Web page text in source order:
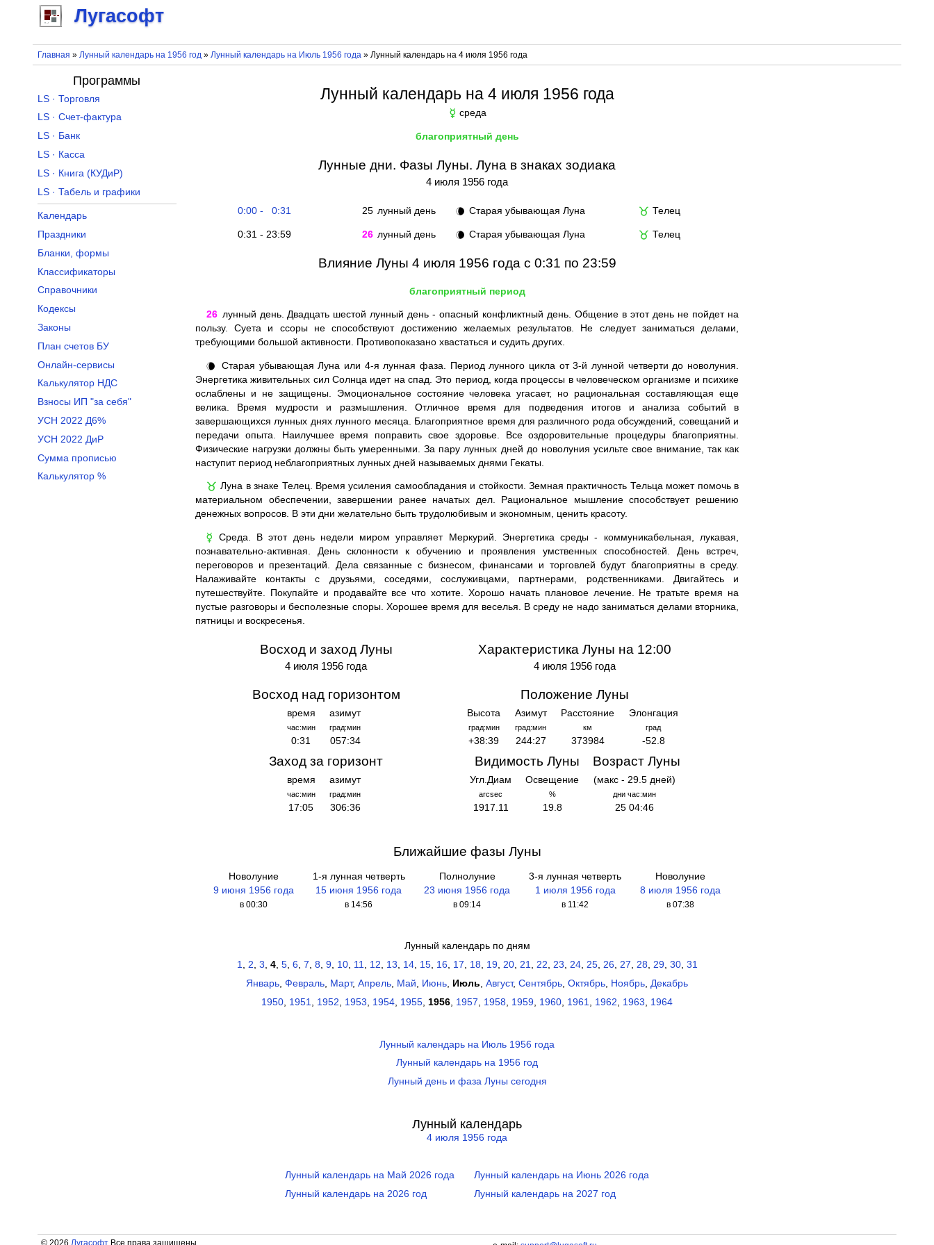
Лугасофт
Главная » Лунный календарь на 1956 год» Лунный календарь на Июль 1956 года» Лунный календарь на 4 июля 1956 года
Лунный календарь на 4 июля 1956 года
☿ среда
благоприятный день
Лунные дни. Фазы Луны. Луна в знаках зодиака
4 июля 1956 года
0:00 - 0:31 25 лунный день 🌘 Старая убывающая Луна ♉ Телец
0:31 - 23:59 26 лунный день 🌘 Старая убывающая Луна ♉ Телец
Влияние Луны 4 июля 1956 года с 0:31 по 23:59
благоприятный период
26 лунный день. Двадцать шестой лунный день - опасный конфликтный день. Общение в этот день не пойдет на
пользу. Суета и ссоры не способствуют достижению желаемых результатов. Не следует заниматься делами,
требующими большой активности. Противопоказано хвастаться и судить других.
🌘
Старая убывающая Луна или 4-я лунная фаза. Период лунного цикла от 3-й лунной четверти до новолуния.
Энергетика живительных сил Солнца идет на спад. Это период, когда процессы в человеческом организме и психике
ослаблены и не защищены. Эмоциональное состояние человека угасает, но рациональная составляющая еще
велика. Время мудрости и размышления. Отличное время для подведения итогов и анализа событий в
завершающихся лунных днях лунного месяца. Благоприятное время для различного рода обсуждений, совещаний и
передачи опыта. Наилучшее время поправить свое здоровье. Все оздоровительные процедуры благоприятны.
Физические нагрузки должны быть умеренными. За пару лунных дней до новолуния усильте свое внимание, так как
наступит период неблагоприятных лунных дней называемых днями Гекаты.
♉ Луна в знаке Телец. Время усиления самообладания и стойкости. Земная практичность Тельца может помочь в
материальном обеспечении, завершении ранее начатых дел. Рациональное мышление способствует решению
денежных вопросов. В эти дни желательно быть трудолюбивым и экономным, ценить красоту.
☿
Среда. В этот день недели миром управляет Меркурий. Энергетика среды - коммуникабельная, лукавая,
познавательно-активная. День склонности к обучению и проявления умственных способностей. День встреч,
переговоров и презентаций. Дела связанные с бизнесом, финансами и торговлей будут благоприятны в среду.
Налаживайте контакты с друзьями, соседями, сослуживцами, партнерами, родственниками. Двигайтесь и
путешествуйте. Покупайте и продавайте все что хотите. Хорошо начать плановое лечение. Не тратьте время на
пустые разговоры и бесполезные споры. Хорошее время для веселья. В среду не надо заниматься делами вторника,
пятницы и воскресенья.
Восход и заход Луны
4 июля 1956 года
Восход над горизонтом
время
час:мин
0:31
азимут
град:мин
057:34
Заход за горизонт
время
час:мин
17:05
азимут
град:мин
306:36
Характеристика Луны на 12:00
4 июля 1956 года
Положение Луны
Высота
град:мин
+38:39
Азимут
град:мин
244:27
Расстояние
км
373984
Элонгация
град
-52.8
Видимость Луны
Угл.Диам
arcsec
1917.11
Освещение
%
19.8
Возраст Луны
(макс - 29.5 дней)
дни час:мин
25 04:46
Ближайшие фазы Луны
Новолуние
9 июня 1956 года
в 00:30
1-я лунная четверть
15 июня 1956 года
в 14:56
Полнолуние
23 июня 1956 года
в 09:14
3-я лунная четверть
1 июля 1956 года
в 11:42
Новолуние
8 июля 1956 года
в 07:38
Лунный календарь по дням
1, 2, 3, 4, 5, 6, 7, 8, 9, 10, 11, 12, 13, 14, 15, 16, 17, 18, 19, 20, 21, 22, 23, 24, 25, 26, 27, 28, 29, 30, 31
Январь Февраль Март, Апрель Май Июнь Июль Август, Сентябрь Октябрь Ноябрь Декабрь
1950 1951 1952 1953 1954 1955 1956 1957 1958 1959 1960 1961 1962 1963 1964
Лунный календарь на Июль 1956 года
Лунный календарь на 1956 год
Лунный день и фаза Луны сегодня
Лунный календарь
4 июля 1956 года
Лунный календарь на Май 2026 года
Лунный календарь на 2026 год
Лунный календарь на Июнь 2026 года
Лунный календарь на 2027 год
Программы
LS · Торговля
LS · Счет-фактура
LS · Банк
LS · Касса
LS · Книга (КУДиР)
LS · Табель и графики
Календарь
Праздники
Бланки, формы
Классификаторы
Справочники
Кодексы
Законы
План счетов БУ
Онлайн-сервисы
Калькулятор НДС
Взносы ИП "за себя"
УСН 2022 Д6%
УСН 2022 ДиР
Сумма прописью
Калькулятор %